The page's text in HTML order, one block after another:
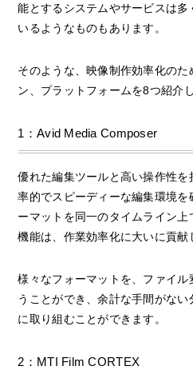
能とするシステムやサービスは
いるようなものもあります。
そのような、映像制作効率化のた
ン、プラットフォームを8つ紹介
1：Avid Media Composer
優れた編集ツールと高い操作性を
率的でスピーディーな編集環境
ーマットを同一のタイムライン
機能は、作業効率化に大いに貢献
様々なフォーマットを、ファイ
うことができ、余計な手間がな
に取り組むことができます。
2：MTI Film CORTEX